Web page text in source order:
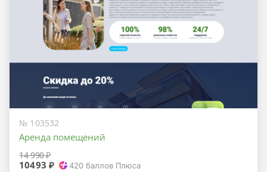
№ 103532
Аренда помещений
14 990 ₽
10493 ₽ 420 баллов Плюса